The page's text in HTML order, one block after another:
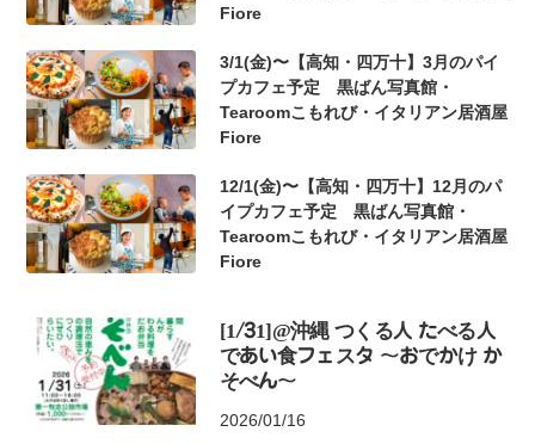
Fiore
3/1(金)〜【高知・四万十】3月のパイ
プカフェ予定 黒ばん写真館・
Tearoomこもれび・イタリアン居酒屋
Fiore
12/1(金)〜【高知・四万十】12月のパ
イプカフェ予定 黒ばん写真館・
Tearoomこもれび・イタリアン居酒屋
Fiore
[1/31]@沖縄 つくる人 たべる人
であい食フェスタ 〜おでかけ か
そべん〜
2026/01/16